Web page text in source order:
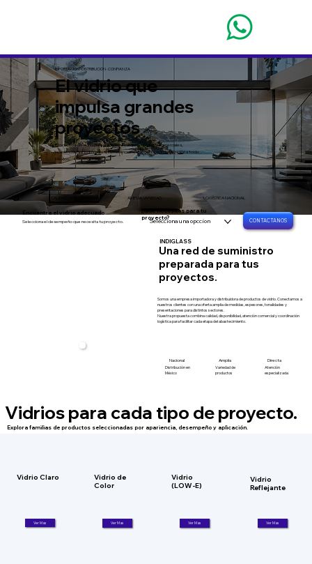
Una red de suministro
preparada para tus
proyectos.
INDIGLASS
Somos una empresa importadora y distribuidora de productos de vidrio. Conectamos a
nuestros clientes con una oferta amplia de medidas, espesores, tonalidades y
presentaciones para distintos sectores.
Nuestra propuesta combina calidad, disponibilidad, atención comercial y coordinación
logística para facilitar cada etapa del abastecimiento.
Distribución en
México
Nacional
Variedad de
productos
Amplia
Atención
especializada
Directa
IMPORTACIÓN · DISTRIBUCIÓN · CONFIANZA
El vidrio que
impulsa grandes
proyectos
Productos de vidrio para aplicaciones arquitectónicas, comerciales,
residenciales e industriales, con atención especializada y distribución a todo
México.
CALIDAD SELECCIONADA AMPLIA VARIEDAD LOGÍSTICA NACIONAL
Encuentra el vidrio adecuado
Selecciona el desempeño que necesita tu proyecto.
¿Qué necesitas para tu
proyecto?
Selecciona una opccion CONTACTANOS
Vidrios para cada tipo de proyecto.
Explora familias de productos seleccionadas por apariencia, desempeño y aplicación.
Vidrio Claro
Ver Mas
Vidrio de
Color
Ver Mas
Vidrio
(LOW-E)
Ver Mas
Vidrio
Reflejante
Ver Mas